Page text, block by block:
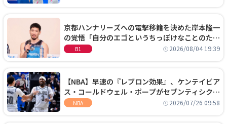
京都ハンナリーズへの電撃移籍を決めた岸本隆一
の覚悟「自分のエゴというちっぽけなことのため
に、京都に来たわけではない」
B1 2026/08/04 19:39
【NBA】早速の『レブロン効果』、ケンテイビア
ス・コールドウェル・ポープがセブンティシクサ
ーズに1年契約で加入
NBA 2026/07/26 09:58